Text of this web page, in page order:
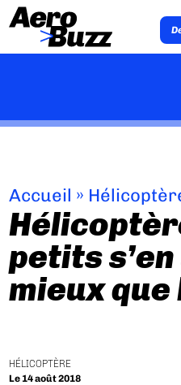
Accueil »
petits
mieux
HÉLICOPTÈRE
Le 14 août 2018